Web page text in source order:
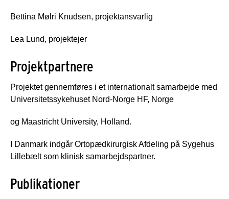
Bettina Mølri Knudsen, projektansvarlig
Lea Lund, projektejer
Projektpartnere
Projektet gennemføres i et internationalt samarbejde med
Universitetssykehuset Nord-Norge HF, Norge
og Maastricht University, Holland.
I Danmark indgår Ortopædkirurgisk Afdeling på Sygehus
Lillebælt som klinisk samarbejdspartner.
Publikationer